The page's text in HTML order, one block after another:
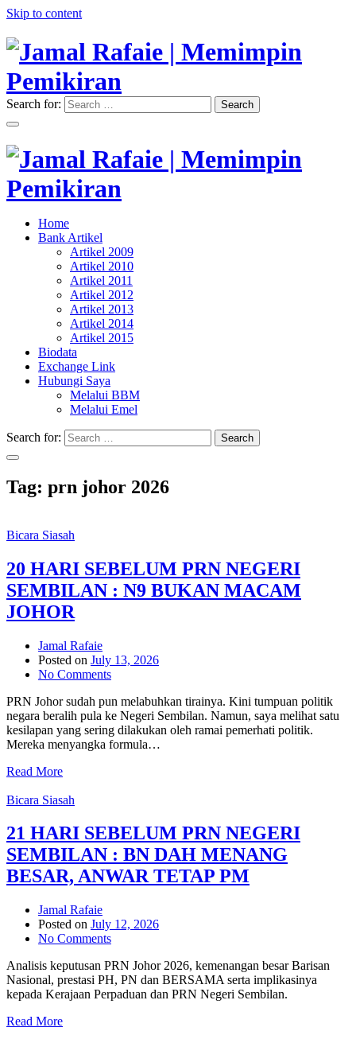
Skip to content
Jamal Rafaie | Memimpin
Pemikiran
"Memimpin Pemikiran"
Search for: Search
Jamal Rafaie | Memimpin
Pemikiran
"Memimpin Pemikiran"
Home
Bank Artikel
Artikel 2009
Artikel 2010
Artikel 2011
Artikel 2012
Artikel 2013
Artikel 2014
Artikel 2015
Biodata
Exchange Link
Hubungi Saya
Melalui BBM
Melalui Emel
Search for: Search
Tag: prn johor 2026
Bicara Siasah
20 HARI SEBELUM PRN NEGERI
SEMBILAN : N9 BUKAN MACAM
JOHOR
Jamal Rafaie
Posted on July 13, 2026
No Comments
PRN Johor sudah pun melabuhkan tirainya. Kini tumpuan politik
negara beralih pula ke Negeri Sembilan. Namun, saya melihat satu
kesilapan yang sering dilakukan oleh ramai pemerhati politik.
Mereka menyangka formula…
Read More
Bicara Siasah
21 HARI SEBELUM PRN NEGERI
SEMBILAN : BN DAH MENANG
BESAR, ANWAR TETAP PM
Jamal Rafaie
Posted on July 12, 2026
No Comments
Analisis keputusan PRN Johor 2026, kemenangan besar Barisan
Nasional, prestasi PH, PN dan BERSAMA serta implikasinya
kepada Kerajaan Perpaduan dan PRN Negeri Sembilan.
Read More